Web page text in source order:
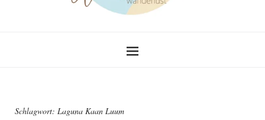
Schlagwort: Laguna Kaan Luum